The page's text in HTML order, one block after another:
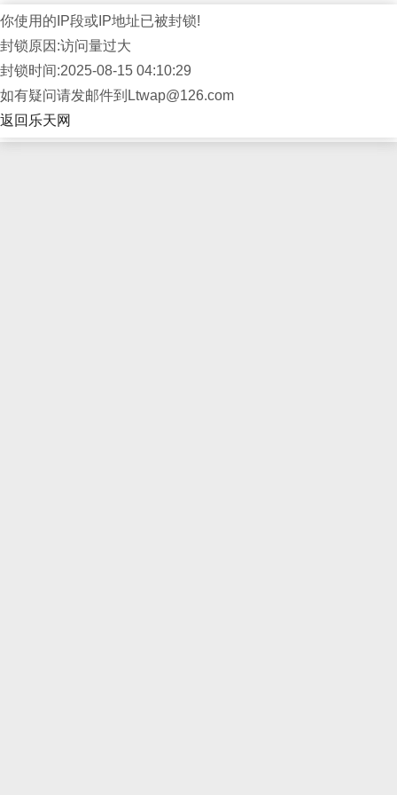
你使用的IP段或IP地址已被封锁!
封锁原因:访问量过大
封锁时间:2025-08-15 04:10:29
如有疑问请发邮件到Ltwap@126.com
返回乐天网